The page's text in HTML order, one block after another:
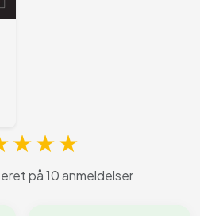
på 10 anmeldelser